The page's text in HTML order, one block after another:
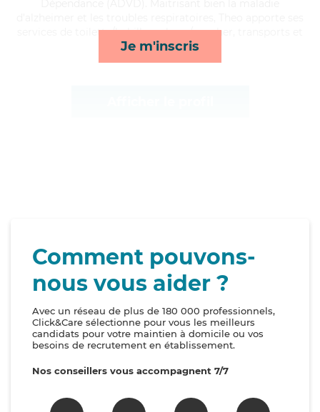
Je m'inscris
services de toilette/habillage, lever/coucher, transports et
compagnie/loisirs*
Comment pouvons-
nous vous aider ?
Avec un réseau de plus de 180 000 professionnels,
Click&Care sélectionne pour vous les meilleurs
candidats pour votre maintien à domicile ou vos
besoins de recrutement en établissement.
Nos conseillers vous accompagnent 7/7